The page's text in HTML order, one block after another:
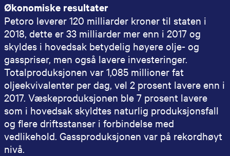
Økonomiske resultater
Petoro leverer 120 milliarder kroner til staten i
2018, dette er 33 milliarder mer enn i 2017 og
skyldes i hovedsak betydelig høyere olje- og
gasspriser, men også lavere investeringer.
Totalproduksjonen var 1,085 millioner fat
oljeekvivalenter per dag, vel 2 prosent lavere enn i
2017. Væskeproduksjonen ble 7 prosent lavere
som i hovedsak skyldtes naturlig produksjonsfall
og flere driftsstanser i forbindelse med
vedlikehold. Gassproduksjonen var på rekordhøyt
nivå.